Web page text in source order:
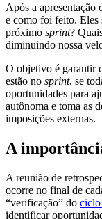
Após a apresentação
e como foi feito. Eles
próximo sprint?
diminuindo nossa
O objetivo é garantir
estão no sprint, se
oportunidades para
autônoma e toma as
imposições externas.
A
A reunião de
ocorre no final de
“verificação” do
identificar